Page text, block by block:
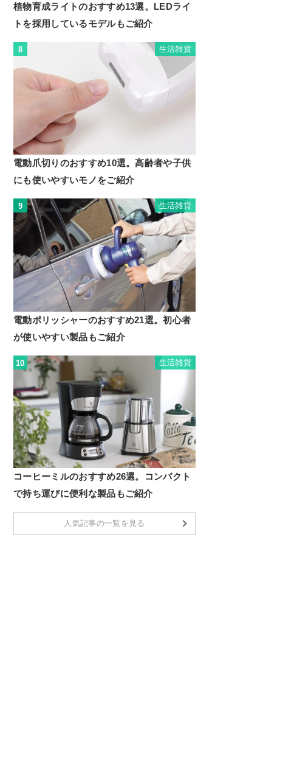
植物育成ライトのおすすめ13選。LEDライ
トを採用しているモデルもご紹介
8 生活雑貨
電動爪切りのおすすめ10選。高齢者や子供
にも使いやすいモノをご紹介
9 生活雑貨
電動ポリッシャーのおすすめ21選。初心者
が使いやすい製品もご紹介
10 生活雑貨
コーヒーミルのおすすめ26選。コンパクト
で持ち運びに便利な製品もご紹介
人気記事の一覧を見る